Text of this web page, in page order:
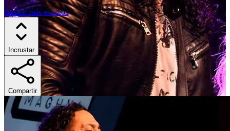
Buscar más eventos
Incrustar
Compartir